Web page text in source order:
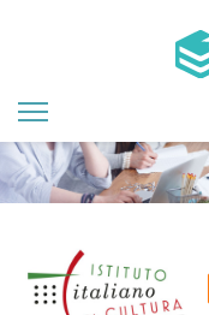
principal